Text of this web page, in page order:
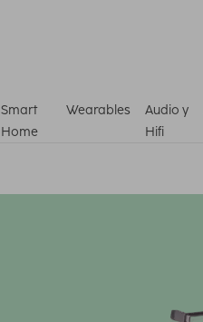
Smart
Home
Wearables
Audio y
Hifi